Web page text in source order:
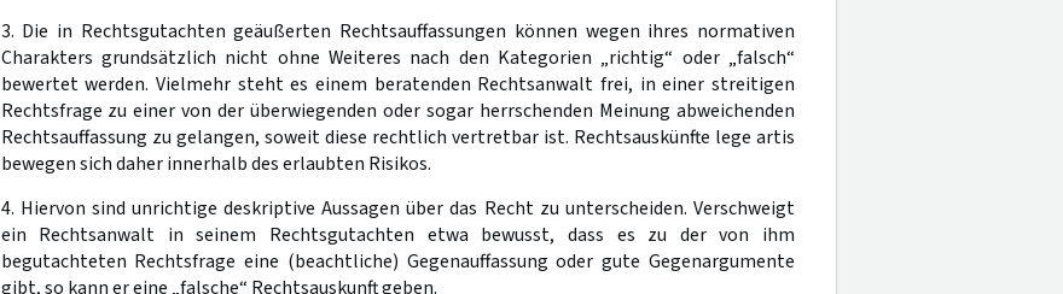
3. Die in Rechtsgutachten geäußerten Rechtsauffassungen können wegen ihres normativen
Charakters grundsätzlich nicht ohne Weiteres nach den Kategorien „richtig“ oder „falsch“
bewertet werden. Vielmehr steht es einem beratenden Rechtsanwalt frei, in einer streitigen
Rechtsfrage zu einer von der überwiegenden oder sogar herrschenden Meinung abweichenden
Rechtsauffassung zu gelangen, soweit diese rechtlich vertretbar ist. Rechtsauskünfte lege artis
bewegen sich daher innerhalb des erlaubten Risikos.
4. Hiervon sind unrichtige deskriptive Aussagen über das Recht zu unterscheiden. Verschweigt
ein Rechtsanwalt in seinem Rechtsgutachten etwa bewusst, dass es zu der von ihm
begutachteten Rechtsfrage eine (beachtliche) Gegenauffassung oder gute Gegenargumente
gibt, so kann er eine „falsche“ Rechtsauskunft geben.